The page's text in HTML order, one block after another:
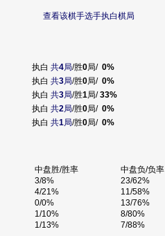
查看该棋手选手执白棋局
执白 共4局/胜0局/0%
执白 共3局/胜0局/0%
执白 共3局/胜1局/33%
执白 共2局/胜0局/0%
执白 共1局/胜0局/0%
中盘胜/胜率
中盘负/负率
3/8%
23/62%
4/21%
11/58%
0/0%
13/76%
1/10%
8/80%
1/13% 7/88%